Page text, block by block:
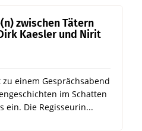
zwischen Tätern
Kaesler und Nirit
einem Gesprächsabend
im Schatten
ein. Die Regisseurin...